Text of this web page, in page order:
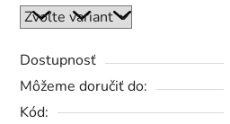
je
0,0
z
5
hviezdičiek.
Dostupnosť
Môžeme doručiť do:
Kód: